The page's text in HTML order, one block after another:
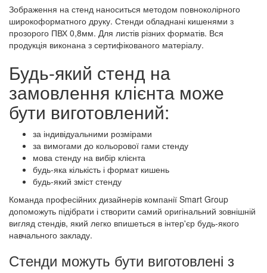
Зображення на стенд наноситься методом повноколірного
широкоформатного друку. Стенди обладнані кишенями з
прозорого ПВХ 0,8мм. Для листів різних форматів. Вся
продукція виконана з сертифікованого матеріалу.
Будь-який стенд на
замовлення клієнта може
бути виготовлений:
за індивідуальними розмірами
за вимогами до кольорової гами стенду
мова стенду на вибір клієнта
будь-яка кількість і формат кишень
будь-який зміст стенду
Команда професійних дизайнерів компанії Smart Group
допоможуть підібрати і створити самий оригінальний зовнішній
вигляд стендів, який легко впишеться в інтер'єр будь-якого
навчального закладу.
Стенди можуть бути виготовлені з